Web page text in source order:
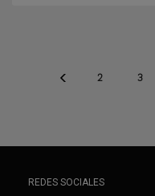
2 3
REDES SOCIALES